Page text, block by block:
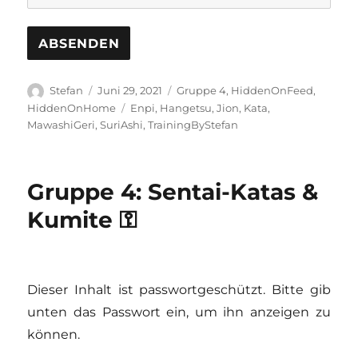
Autor
Stefan
Veröffentlicht
am
Juni 29, 2021 Kategorien
Gruppe 4, HiddenOnFeed,
HiddenOnHome
Schlagwörter
Enpi, Hangetsu,Jion, Kata,
MawashiGeri,SuriAshi,TrainingByStefan
Gruppe 4: Sentai-Katas &
Kumite ⚿
Dieser Inhalt ist passwortgeschützt. Bitte gib
unten das Passwort ein, um ihn anzeigen zu
können.